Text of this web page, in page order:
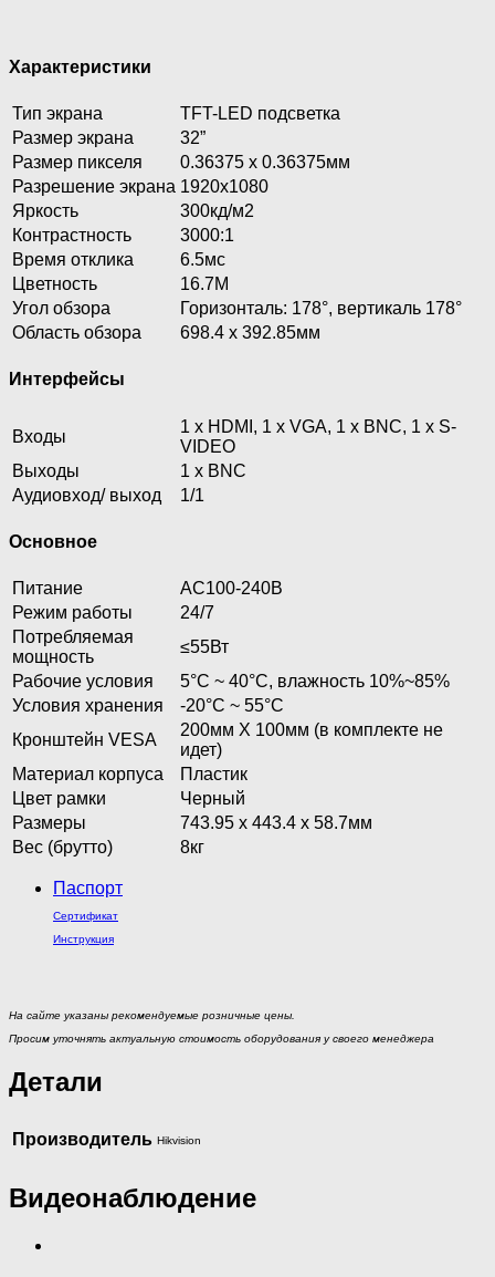
Характеристики
Тип экрана
TFT-LED подсветка
Размер экрана
32”
Размер пикселя
0.36375 х 0.36375мм
Разрешение экрана 1920х1080
Яркость
300кд/м2
Контрастность
3000:1
Время отклика
6.5мс
Цветность
16.7М
Угол обзора
Горизонталь: 178°, вертикаль 178°
Область обзора
698.4 х 392.85мм
Интерфейсы
Входы
1 х HDMI, 1 х VGA, 1 х BNC, 1 х S-
VIDEO
Выходы
1 х BNC
Аудиовход/ выход
1/1
Основное
Питание
AC100-240В
Режим работы
24/7
Потребляемая
мощность
≤55Вт
Рабочие условия
5°C ~ 40°C, влажность 10%~85%
Условия хранения
-20°C ~ 55°C
Кронштейн VESA
200мм Х 100мм (в комплекте не
идет)
Материал корпуса
Пластик
Цвет рамки
Черный
Размеры
743.95 х 443.4 х 58.7мм
Вес (брутто)
8кг
Паспорт
Сертификат
Инструкция
На сайте указаны рекомендуемые розничные цены.
Просим уточнять актуальную стоимость оборудования у своего менеджера
Детали
Производитель Hikvision
Видеонаблюдение